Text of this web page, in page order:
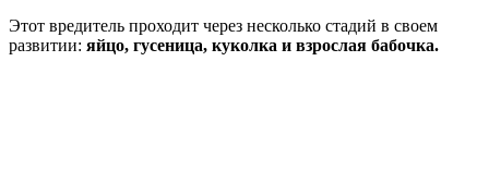
Этот вредитель проходит через несколько стадий в своем
развитии: яйцо, гусеница, куколка и взрослая бабочка.